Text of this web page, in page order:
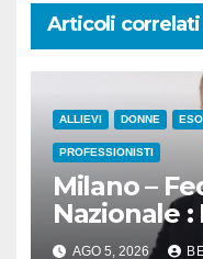
Articoli correlati
ALLIEVI DONNE
PROFESSIONISTI
Milano –
Nazionale
Presidente
AGO 5, 2026